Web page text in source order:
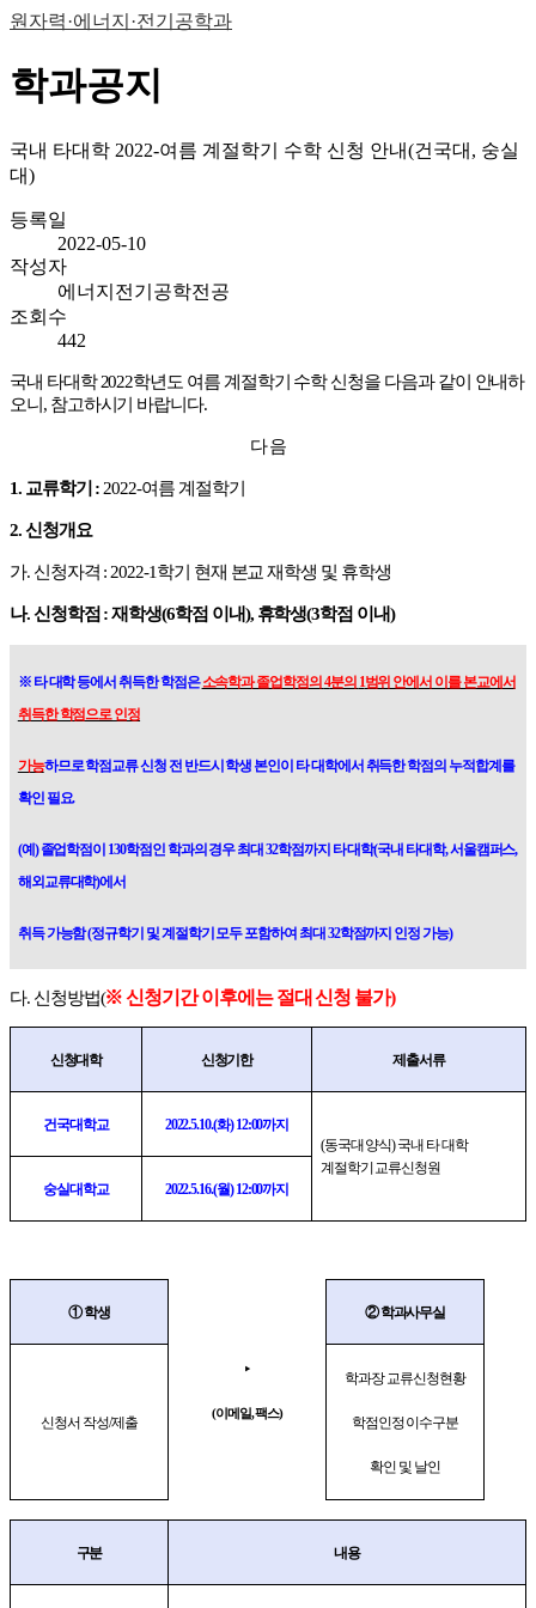
원자력·에너지·전기공학과
학과공지
국내 타대학 2022-여름 계절학기 수학 신청 안내(건국대, 숭실
대)
등록일
2022-05-10
작성자
에너지전기공학전공
조회수
442
국내 타대학2022학년도 여름 계절학기 수학 신청을 다음과 같이 안내하
오니 , 참고하시기 바랍니다.
다 음
1. 교류학기 : 2022-여름 계절학기
2.신청개요
가. 신청자격 : 2022-1학기 현재 본교 재학생 및 휴학생
나.신청학점 :재학생(6학점 이내), 휴학생(3학점 이내)
※ 타 대학 등에서 취득한 학점은소속학과 졸업학점의4분의 1범위 안에서 이를 본교에서
취득한 학점으로 인정
가능하므로 학점교류 신청 전 반드시 학생 본인이 타 대학에서 취득한 학점의 누적합계를
확인 필요.
(예)졸업학점이 130학점인 학과의 경우 최대32학점까지 타 대학(국내 타대학,서울캠퍼스,
해외교류대학)에서
취득 가능함(정규학기 및 계절학기 모두 포함하여 최대32학점까지 인정 가능)
다. 신청방법(※신청기간 이후에는 절대 신청 불가)
신청대학 신청기한 제출서류
건국대학교 2022.5.10.(화) 12:00까지
(동국대 양식)국내 타 대학
계절학기 교류신청원
숭실대학교
2022.5.16.(월) 12:00까지
①학생
‣
(이메일,팩스)
②학과사무실
신청서 작성/제출
학과장 교류신청현황
학점인정 이수구분
확인 및 날인
구분 내용